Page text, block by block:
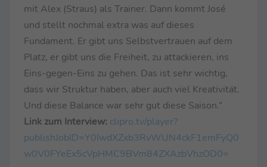
mit Alex (Straus) als Trainer. Dann kommt José
und stellt nochmal extra was auf dieses
Fundament. Er gibt uns Selbstvertrauen auf dem
Platz, er gibt uns die Freiheit, zu attackieren, ins
Eins-gegen-Eins zu gehen. Das ist sehr wichtig,
dass wir Struktur haben, aber auch viel Kreativität.
Und diese Balance war sehr gut diese Saison.“
Link zum Interview: clipro.tv/player?
publishJobID=Y0IwdXZxb3RvWUN4ckF1emFyQ0
w0V0FYeEx5cVpHMC9BVm84ZXAzbVhzOD0=